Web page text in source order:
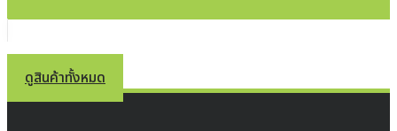
ดูสินค้าทั้งหมด